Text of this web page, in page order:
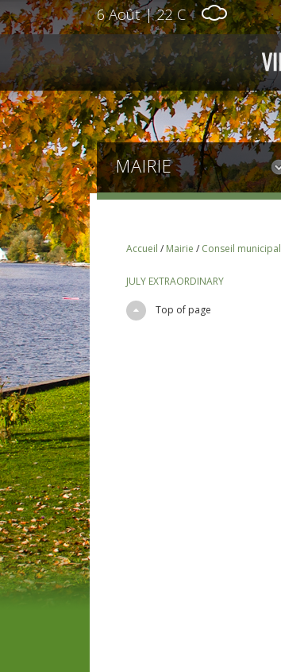
6 Août | 22 C
MAIRIE
Accueil / Mairie / Conseil municipal
JULY EXTRAORDINARY
Top of page